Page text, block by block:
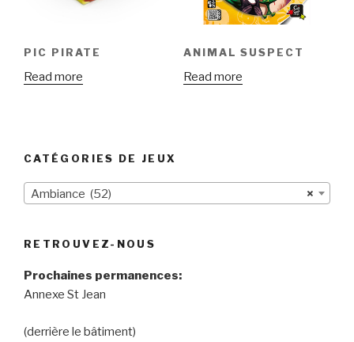
PIC PIRATE
Read more
ANIMAL SUSPECT
Read more
CATÉGORIES DE JEUX
×
Ambiance (52)
RETROUVEZ-NOUS
Prochaines permanences:
Annexe St Jean
(derrière le bâtiment)